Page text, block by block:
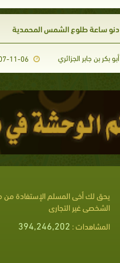
دنو ساعة طلوع الشمس المحمدية
أبو بكر بن جابر الجزائري 2007-11-06
يحق لك أخى المسلم الإستفادة
الشخصى غير التجارى
المشاهدات : 394,246,202